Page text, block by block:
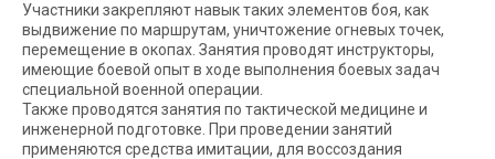
Участники закрепляют навык таких элементов боя, как
выдвижение по маршрутам, уничтожение огневых точек,
перемещение в окопах. Занятия проводят инструкторы,
имеющие боевой опыт в ходе выполнения боевых задач
специальной военной операции.
Также проводятся занятия по тактической медицине и
инженерной подготовке. При проведении занятий
применяются средства имитации, для воссоздания